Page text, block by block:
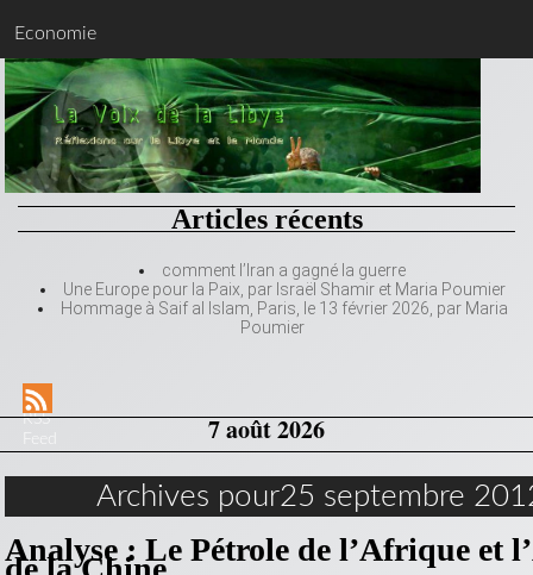
Economie
Articles récents
comment l’Iran a gagné la guerre
Une Europe pour la Paix, par Israël Shamir et Maria Poumier
Hommage à Saif al Islam, Paris, le 13 février 2026, par Maria
Poumier
RSS
7 août 2026
Archives pour25 septembre
Analyse : Le Pétrole de l’Afrique et